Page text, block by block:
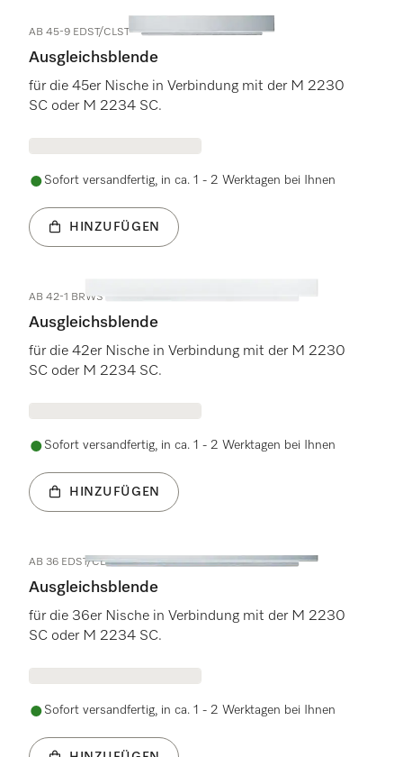
AB 45-9 EDST/CLST
Ausgleichsblende
für die 45er Nische in Verbindung mit der M 2230
SC oder M 2234 SC.
Sofort versandfertig, in ca. 1 - 2 Werktagen bei Ihnen
HINZUFÜGEN
AB 42-1 BRWS
Ausgleichsblende
für die 42er Nische in Verbindung mit der M 2230
SC oder M 2234 SC.
Sofort versandfertig, in ca. 1 - 2 Werktagen bei Ihnen
HINZUFÜGEN
AB 36 EDST/CLST
Ausgleichsblende
für die 36er Nische in Verbindung mit der M 2230
SC oder M 2234 SC.
Sofort versandfertig, in ca. 1 - 2 Werktagen bei Ihnen